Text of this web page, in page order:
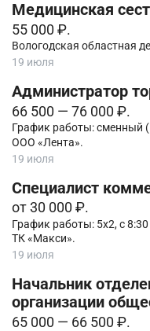
Медицинская
55 000 ₽.
Вологодская областная
19 июля
Администратор
66 500 — 76 000 ₽.
График работы: сменный
ООО «Лента».
19 июля
Специалист
от 30 000 ₽.
График работы: 5х2, с
ТК «Макси».
19 июля
Начальник
организации
65 000 — 66 500 ₽.